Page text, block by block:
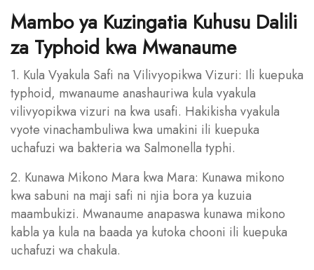
Mambo ya Kuzingatia Kuhusu Dalili
za Typhoid kwa Mwanaume
1. Kula Vyakula Safi na Vilivyopikwa Vizuri: Ili kuepuka
typhoid, mwanaume anashauriwa kula vyakula
vilivyopikwa vizuri na kwa usafi. Hakikisha vyakula
vyote vinachambuliwa kwa umakini ili kuepuka
uchafuzi wa bakteria wa Salmonella typhi.
2. Kunawa Mikono Mara kwa Mara: Kunawa mikono
kwa sabuni na maji safi ni njia bora ya kuzuia
maambukizi. Mwanaume anapaswa kunawa mikono
kabla ya kula na baada ya kutoka chooni ili kuepuka
uchafuzi wa chakula.